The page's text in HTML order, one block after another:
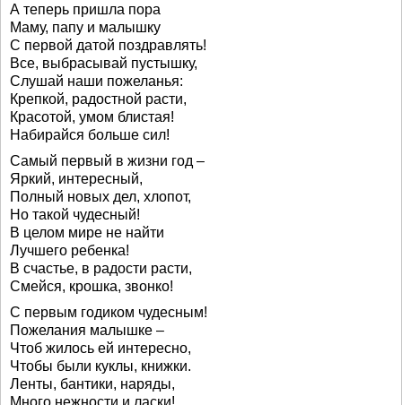
А теперь пришла пора
Маму, папу и малышку
С первой датой поздравлять!
Все, выбрасывай пустышку,
Слушай наши пожеланья:
Крепкой, радостной расти,
Красотой, умом блистая!
Набирайся больше сил!
Самый первый в жизни год –
Яркий, интересный,
Полный новых дел, хлопот,
Но такой чудесный!
В целом мире не найти
Лучшего ребенка!
В счастье, в радости расти,
Смейся, крошка, звонко!
С первым годиком чудесным!
Пожелания малышке –
Чтоб жилось ей интересно,
Чтобы были куклы, книжки.
Ленты, бантики, наряды,
Много нежности и ласки!